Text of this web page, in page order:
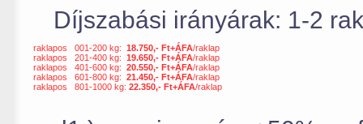
Díjszabási irányárak: 1-2
raklapos 001-200 kg: 18.750,- Ft+ÁFA/raklap
raklapos 201-400 kg: 19.650,- Ft+ÁFA/raklap
raklapos 401-600 kg: 20.550,- Ft+ÁFA/raklap
raklapos 601-800 kg: 21.450,- Ft+ÁFA/raklap
raklapos 801-1000 kg: 22.350,- Ft+ÁFA/raklap